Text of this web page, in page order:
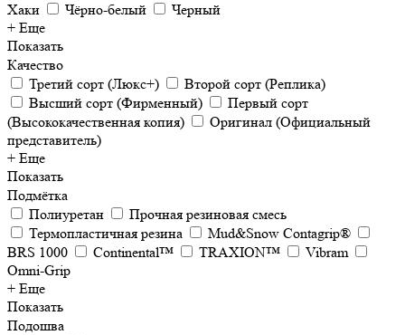
Хаки
Чёрно-белый
Черный
+ Еще
Показать
Качество
Третий сорт (Люкс+)
Второй сорт (Реплика)
Высший сорт (Фирменный)
Первый сорт
(Высококачественная копия)
Оригинал (Официальный
представитель)
+ Еще
Показать
Подмётка
Полиуретан
Прочная резиновая смесь
Термопластичная резина
Mud&Snow Contagrip®
BRS 1000
Continental™ TRAXION™
Vibram
Omni-Grip
+ Еще
Показать
Подошва